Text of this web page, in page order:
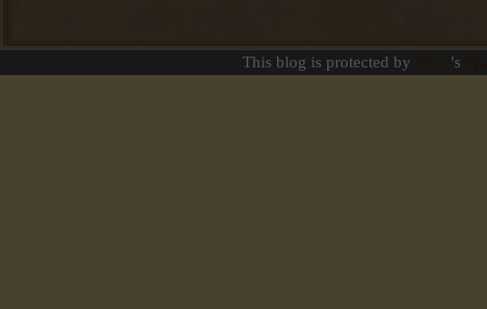
This blog is protected by 's